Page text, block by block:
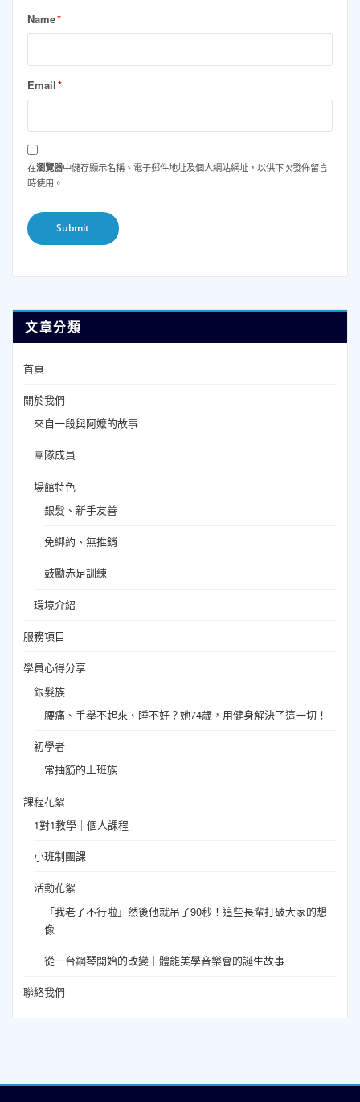
Name*
Email*
在瀏覽器中儲存顯示名稱、電子郵件地址及個人網站網址，以供下次發佈留言
時使用。
文章分類
首頁
關於我們
來自一段與阿嬤的故事
團隊成員
場館特色
銀髮、新手友善
免綁約、無推銷
鼓勵赤足訓練
環境介紹
服務項目
學員心得分享
銀髮族
腰痛、手舉不起來、睡不好？她74歲，用健身解決了這一切！
初學者
常抽筋的上班族
課程花絮
1對1教學｜個人課程
小班制團課
活動花絮
「我老了不行啦」然後他就吊了90秒！這些長輩打破大家的想
像
從一台鋼琴開始的改變｜體能美學音樂會的誕生故事
聯絡我們